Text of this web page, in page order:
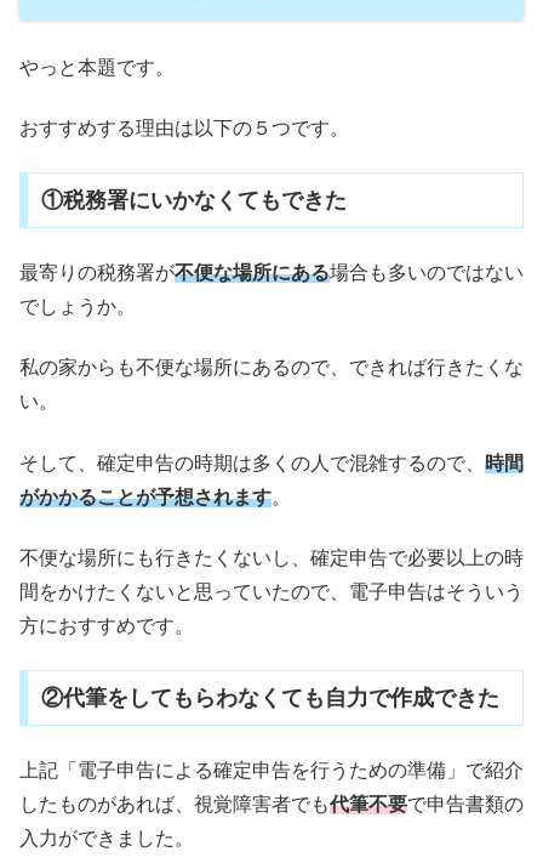
やっと本題です。
おすすめする理由は以下の５つです。
①税務署にいかなくてもできた
最寄りの税務署が不便な場所にある場合も多いのではない
でしょうか。
私の家からも不便な場所にあるので、できれば行きたくな
い。
そして、確定申告の時期は多くの人で混雑するので、 時間
がかかることが予想されます。
不便な場所にも行きたくないし、確定申告で必要以上の時
間をかけたくないと思っていたので、電子申告はそういう
方におすすめです。
②代筆をしてもらわなくても自力で作成できた
上記「電子申告による確定申告を行うための準備」で紹介
したものがあれば、視覚障害者でも代筆不要で申告書類の
入力ができました。